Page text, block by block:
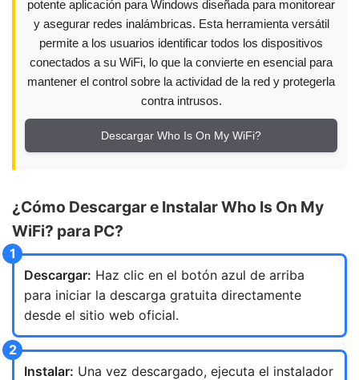
potente aplicación para Windows diseñada para monitorear
y asegurar redes inalámbricas. Esta herramienta versátil
permite a los usuarios identificar todos los dispositivos
conectados a su WiFi, lo que la convierte en esencial para
mantener el control sobre la actividad de la red y protegerla
contra intrusos.
Descargar Who Is On My WiFi?
¿Cómo Descargar e Instalar Who Is On My
WiFi? para PC?
Descargar: Haz clic en el botón azul de arriba
para iniciar la descarga gratuita directamente
desde el sitio web oficial.
Instalar: Una vez descargado, ejecuta el instalador